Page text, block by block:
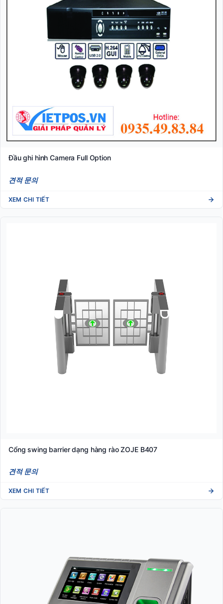
Đầu ghi hình Camera Full Option
견적 문의
XEM CHI TIẾT
Cổng swing barrier dạng hàng rào ZOJE B407
견적 문의
XEM CHI TIẾT